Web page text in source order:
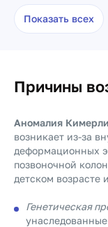
Показать всех
Причины
Аномалия Кимерли
возникает из-за
деформационных
позвоночной
детском
Генетическая